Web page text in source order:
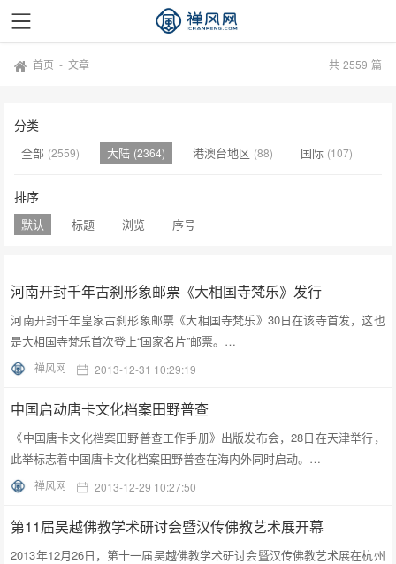
首页 -文章 共 2559 篇
分类
全部 (2559) 大陆 (2364) 港澳台地区 (88) 国际 (107)
排序
默认 标题 浏览 序号
河南开封千年古刹形象邮票《大相国寺梵乐》发行
河南开封千年皇家古刹形象邮票《大相国寺梵乐》30日在该寺首发，这也
是大相国寺梵乐首次登上“国家名片”邮票。…
禅风网 2013-12-31 10:29:19
中国启动唐卡文化档案田野普查
《中国唐卡文化档案田野普查工作手册》出版发布会，28日在天津举行，
此举标志着中国唐卡文化档案田野普查在海内外同时启动。…
禅风网 2013-12-29 10:27:50
第11届吴越佛教学术研讨会暨汉传佛教艺术展开幕
2013年12月26日，第十一届吴越佛教学术研讨会暨汉传佛教艺术展在杭州